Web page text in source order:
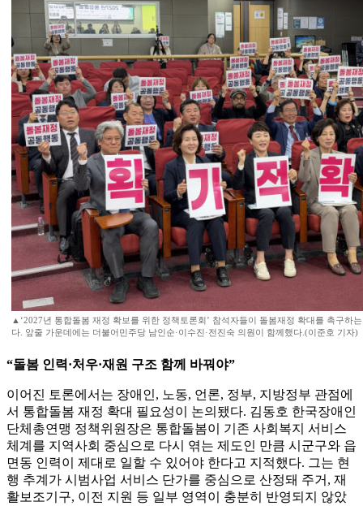
▲‘2027년 통합돌봄 재정 확보를 위한 정책토론회’ 참석자들이 돌봄재정 확대를 촉구하
다. 앞줄 가운데에는 더불어민주당 남인순·이수진·전진숙 의원이 함께했다.(이준호 기자)
“돌봄 인력·처우·재원 구조 함께 바꿔야”
이어진 토론에서는 장애인, 노동, 언론, 정부, 지방정부 관점에
서 통합돌봄 재정 확대 필요성이 논의됐다. 김동호 한국장애인
단체총연맹 정책위원장은 통합돌봄이 기존 사회복지 서비스
체계를 지역사회 중심으로 다시 엮는 제도인 만큼 시군구와 읍
면동 인력이 제대로 일할 수 있어야 한다고 지적했다. 그는 현
행 추계가 시범사업 서비스 단가를 중심으로 산정돼 주거, 재
활보조기구, 이전 지원 등 일부 영역이 충분히 반영되지 않았